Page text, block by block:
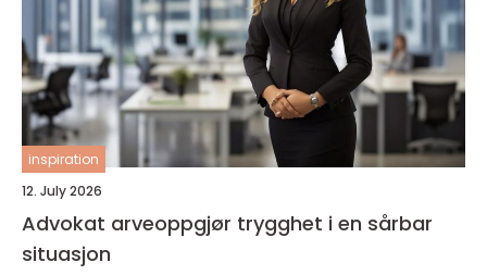
inspiration
12. July 2026
Advokat arveoppgjør trygghet i en sårbar
situasjon